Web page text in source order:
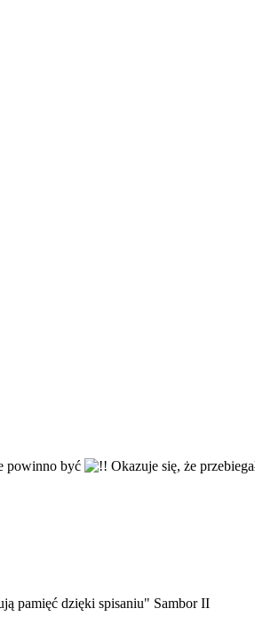
powinno być
Okazuje się, że
pamięć dzięki spisaniu" Sambor II